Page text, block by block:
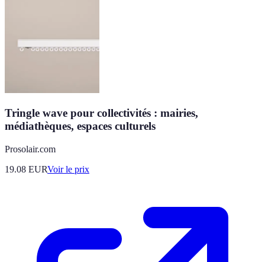
Tringle wave pour collectivités : mairies,
médiathèques, espaces culturels
Prosolair.com
19.08 EURVoir le prix